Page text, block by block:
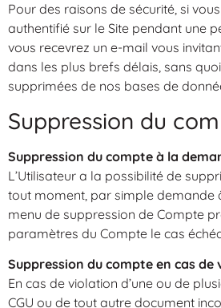
Pour des raisons de sécurité, si
authentifié sur le Site pendant une
vous recevrez un e-mail vous
dans les plus brefs délais, sans
supprimées de nos bases de
Suppression du
Suppression du compte à la
L’Utilisateur a la possibilité de
tout moment, par simple demande
menu de suppression de Compte
paramètres du Compte le cas
Suppression du compte en cas de
En cas de violation d’une ou de
CGU ou de tout autre document